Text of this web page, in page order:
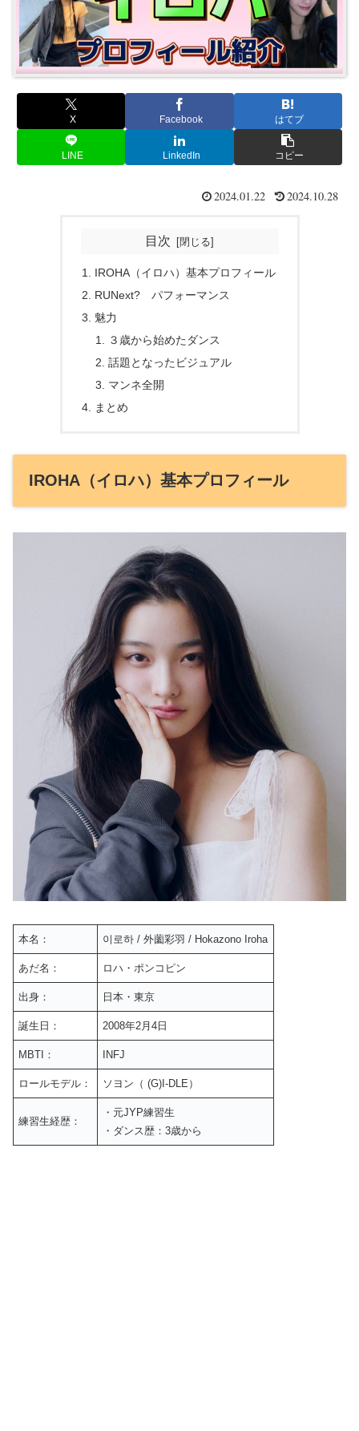
X Facebook はてブ
LINE LinkedIn コピー
2024.01.22 2024.10.28
目次
IROHA（イロハ）基本プロフィール
RUNext? パフォーマンス
魅力
３歳から始めたダンス
話題となったビジュアル
マンネ全開
まとめ
IROHA（イロハ）基本プロフィール
本名： 이로하 / 外薗彩羽 / Hokazono Iroha
あだ名： ロハ・ポンコピン
出身： 日本・東京
誕生日： 2008年2月4日
MBTI： INFJ
ロールモデル： ソヨン（ (G)I-DLE）
練習生経歴：
・元JYP練習生
・ダンス歴：3歳から